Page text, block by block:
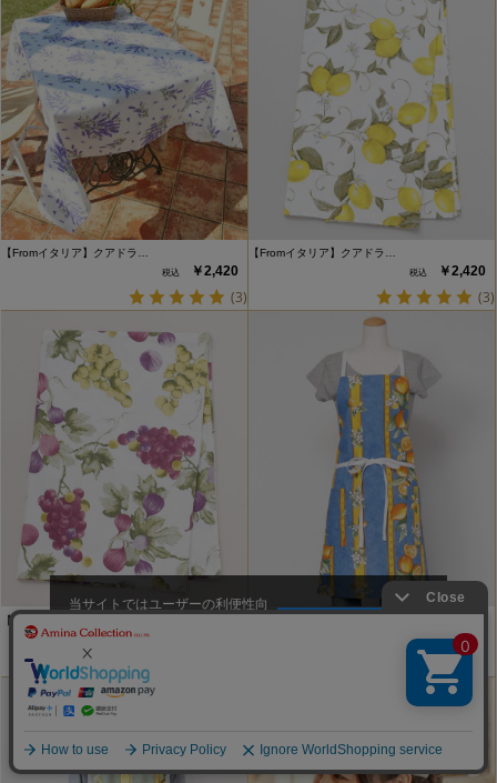
【Fromイタリア】クアドラ…
￥2,420
(3)
【Fromイタリア】クアドラ…
￥2,420
(3)
【Fromイタリア】クアドラ…
￥7,480
当サイトではユーザーの利便性向